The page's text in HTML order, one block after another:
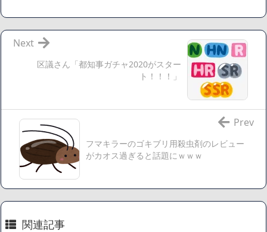
【画像】さくまあきら「桃鉄の赤マスは実際に行ってみてク
【愕然】ワイ「豚バラ220gカリッカリになるまで焼いて重さ
調べたろww(2割3割減ったら御の字やろなあww)」→結
果・・・・・・・・・・・・・・・・・・・
【悲報】ジェネリック医薬品、4割が承認書と異なる製造だ
ったことが発覚「衝撃的な数字だ」
【速報】楽天グループ、減損損失約160億円と約700億円の繰
延税金資産の取崩し
【悲報】読売新聞、「避難所の自販機が壊されて窃盗され
区議さん「都知事ガチャ2020がスター
ト！！！」
Next
フマキラーのゴキブリ用殺虫剤のレビュー
がカオス過ぎると話題にｗｗｗ
Prev
関連記事